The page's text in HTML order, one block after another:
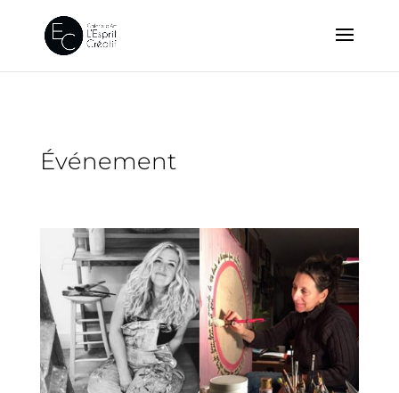
Événement